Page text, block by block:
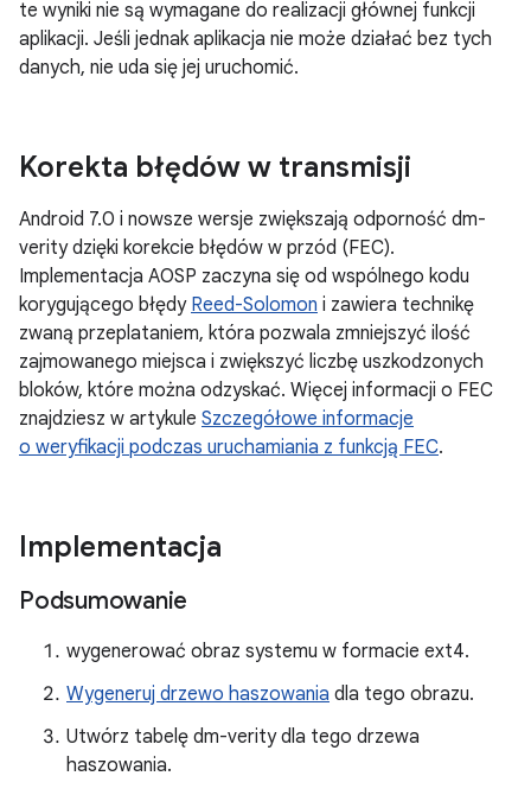
te wyniki nie są wymagane do realizacji głównej funkcji
aplikacji. Jeśli jednak aplikacja nie może działać bez tych
danych, nie uda się jej uruchomić.
Korekta błędów w transmisji
Android 7.0 i nowsze wersje zwiększają odporność dm-
verity dzięki korekcie błędów w przód (FEC).
Implementacja AOSP zaczyna się od wspólnego kodu
korygującego błędy Reed-Solomon i zawiera technikę
zwaną przeplataniem, która pozwala zmniejszyć ilość
zajmowanego miejsca i zwiększyć liczbę uszkodzonych
bloków, które można odzyskać. Więcej informacji o FEC
znajdziesz w artykule Szczegółowe informacje
o weryfikacji podczas uruchamiania z funkcją FEC.
Implementacja
Podsumowanie
wygenerować obraz systemu w formacie ext4.
Wygeneruj drzewo haszowania dla tego obrazu.
Utwórz tabelę dm-verity dla tego drzewa
haszowania.